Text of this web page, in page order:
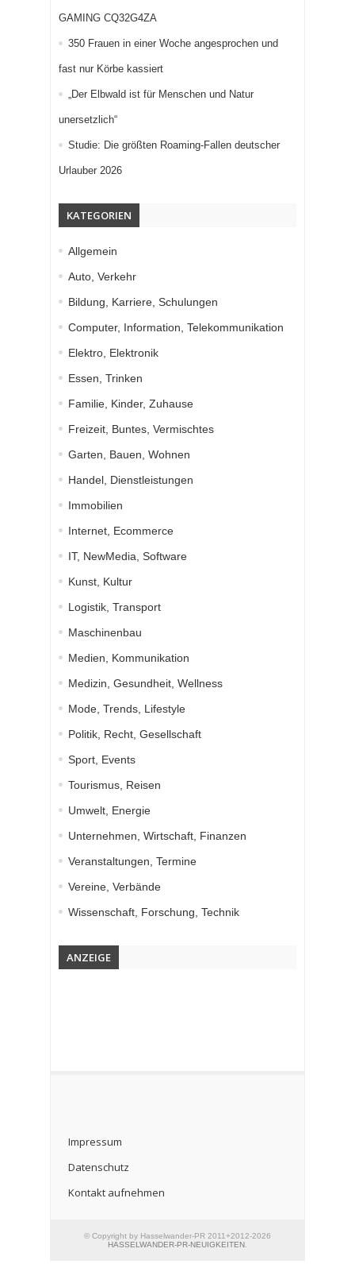
GAMING CQ32G4ZA
350 Frauen in einer Woche angesprochen und
fast nur Körbe kassiert
„Der Elbwald ist für Menschen und Natur
unersetzlich“
Studie: Die größten Roaming-Fallen deutscher
Urlauber 2026
KATEGORIEN
Allgemein
Auto, Verkehr
Bildung, Karriere, Schulungen
Computer, Information, Telekommunikation
Elektro, Elektronik
Essen, Trinken
Familie, Kinder, Zuhause
Freizeit, Buntes, Vermischtes
Garten, Bauen, Wohnen
Handel, Dienstleistungen
Immobilien
Internet, Ecommerce
IT, NewMedia, Software
Kunst, Kultur
Logistik, Transport
Maschinenbau
Medien, Kommunikation
Medizin, Gesundheit, Wellness
Mode, Trends, Lifestyle
Politik, Recht, Gesellschaft
Sport, Events
Tourismus, Reisen
Umwelt, Energie
Unternehmen, Wirtschaft, Finanzen
Veranstaltungen, Termine
Vereine, Verbände
Wissenschaft, Forschung, Technik
ANZEIGE
Impressum
Datenschutz
Kontakt aufnehmen
© Copyright by Hasselwander-PR 2011+2012-2026
HASSELWANDER-PR-NEUIGKEITEN.